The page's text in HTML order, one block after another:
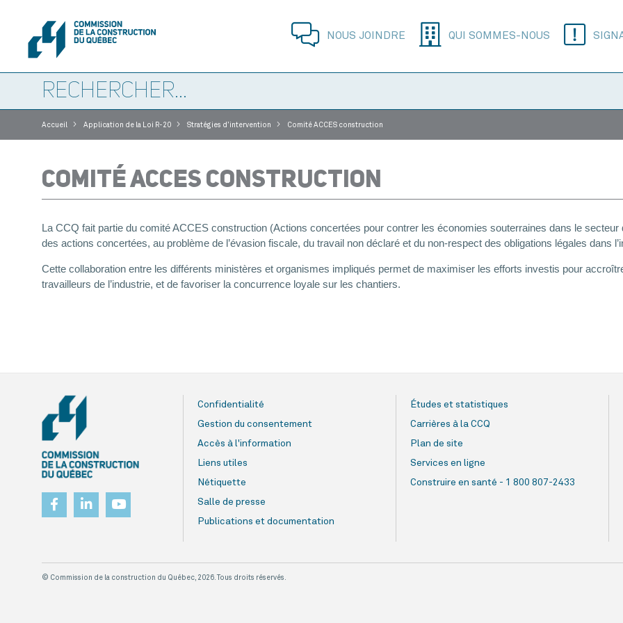
NOUS JOINDRE QUI SOMMES-NOUS
Accueil > Application de la Loi R-20 > Stratégies d’intervention > Comité ACCES construction
COMITÉ ACCES CONSTRUCTION
La CCQ fait partie du comité ACCES construction (Actions concertées pour contrer les économies souterraines dans le
des actions concertées, au problème de l’évasion fiscale, du travail non déclaré et du non-respect des obligations légales dans
Cette collaboration entre les différents ministères et organismes impliqués permet de maximiser les efforts investis pour
travailleurs de l’industrie, et de favoriser la concurrence loyale sur les chantiers.
Confidentialité
Gestion du consentement
Accès à l'information
Liens utiles
Nétiquette
Salle de presse
Publications et documentation
Études et statistiques
Carrières à la CCQ
Plan de site
Services en ligne
Construire en santé - 1 800 807-2433
© Commission de la construction du Québec, 2026. Tous droits réservés.